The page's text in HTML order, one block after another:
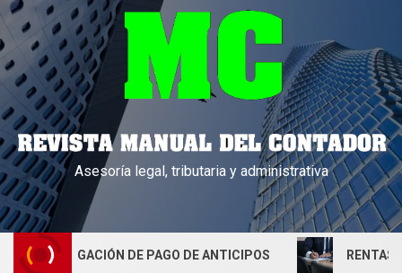
Asesoría legal, tributaria y administrativa
DE PAGO DE ANTICIPOS RENTAS